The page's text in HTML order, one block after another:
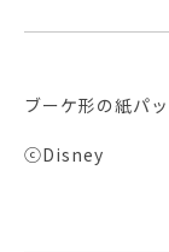
ブーケ形の紙パ
ⓒDisney